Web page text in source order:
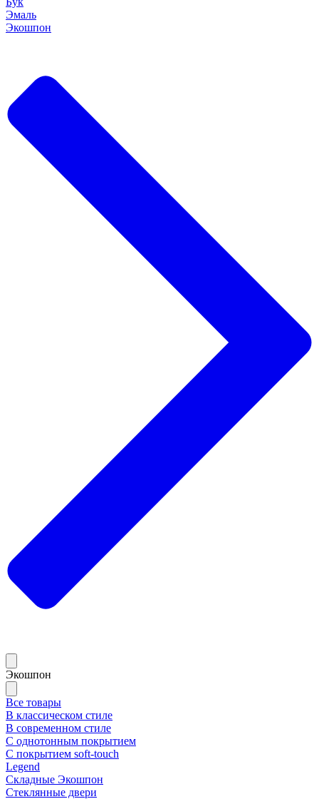
Эмаль
Экошпон
Экошпон
Все товары
В классическом стиле
В современном стиле
С однотонным покрытием
С покрытием soft-touch
Legend
Складные Экошпон
Стеклянные двери